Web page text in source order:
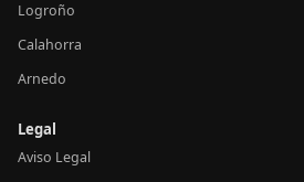
Logroño
Calahorra
Arnedo
Legal
Aviso Legal